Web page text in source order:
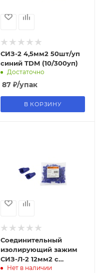
СИЗ-2 4,5мм2 50шт/уп
синий TDM (10/300уп)
Достаточно
87₽/упак
В КОРЗИНУ
Соединительный
изолирующий зажим
СИЗ-Л-2 12мм2 с
лепестками синий
Нет в наличии